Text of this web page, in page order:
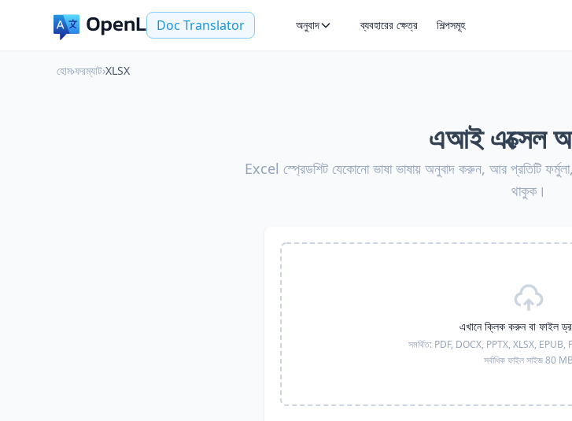
Doc Translator অনুবাদ ব্যবহারের ক্ষেত্র শিল্পসমূহ
হোম›ফরম্যাট›XLSX
এআই এক্সেল
Excel স্প্রেডশিট যেকোনো ভাষা ভাষায় অনুবাদ করুন, আর প্রতিটি
থাকুক।
এখানে ক্লিক করুন বা ফাইল
সমর্থিত: PDF, DOCX, PPTX, XLSX, EPUB,
সর্বাধিক ফাইল সাইজ 80 MB